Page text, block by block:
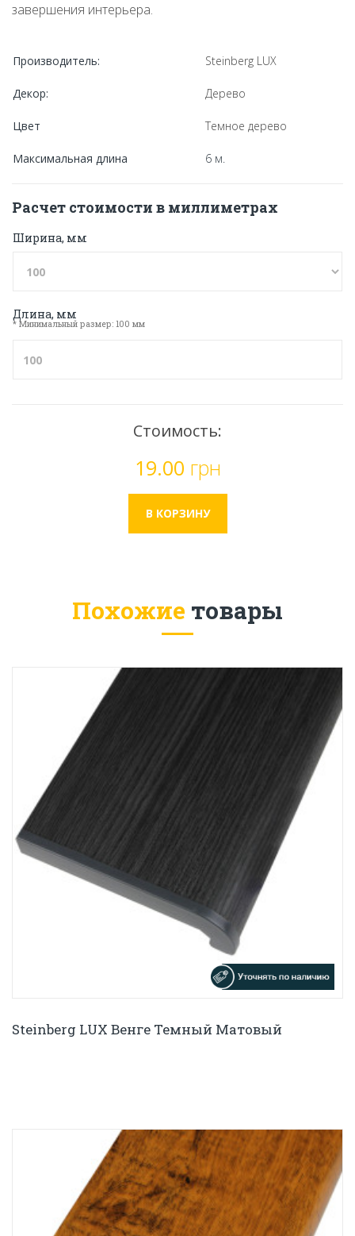
завершения интерьера.
Производитель: Steinberg LUX
Декор: Дерево
Цвет Темное дерево
Максимальная длина 6 м.
Расчет стоимости в миллиметрах
Ширина, мм
Длина, мм
* Минимальный размер: 100 мм
Стоимость:
19.00 грн
Похожие товары
Steinberg LUX Венге Темный Матовый